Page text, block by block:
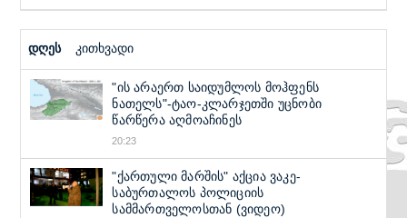
დღეს კითხვადი
"ის არაერთ საიდუმლოს მოჰფენს
ნათელს"-ტაო-კლარჯეთში უცნობი
წარწერა აღმოაჩინეს
20:23
"ქართული მარშის" აქცია ვაკე-
საბურთალოს პოლიციის
სამმართველოსთან (ვიდეო)